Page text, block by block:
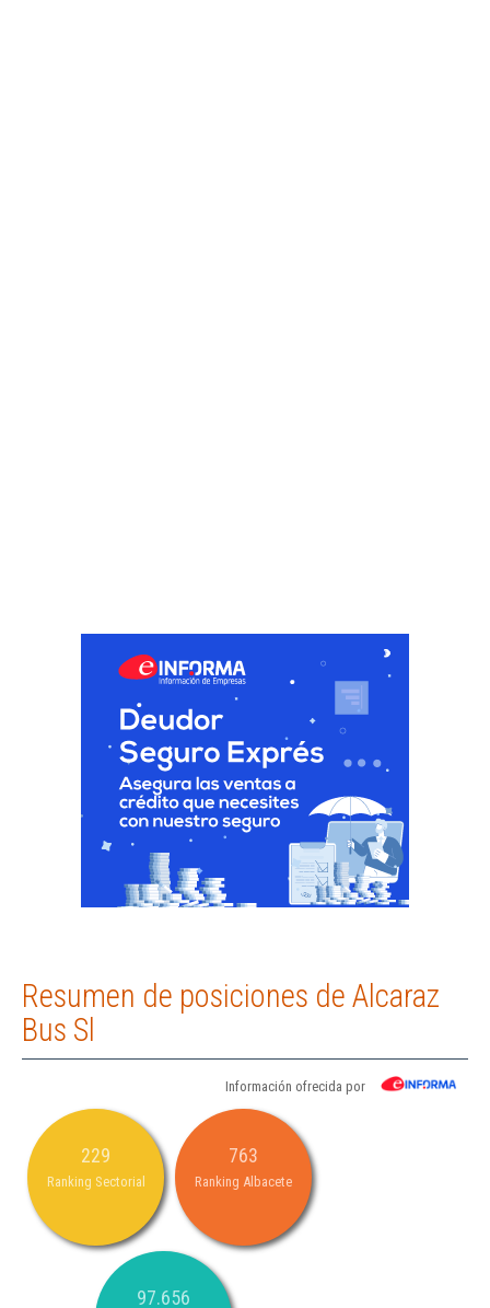
Resumen de posiciones de Alcaraz
Bus Sl
Información ofrecida por
229
Ranking Sectorial
763
Ranking Albacete
97.656